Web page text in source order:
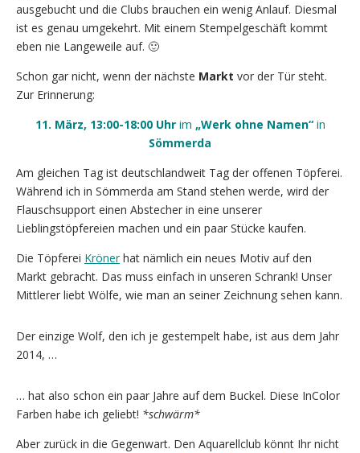
ausgebucht und die Clubs brauchen ein wenig Anlauf. Diesmal
ist es genau umgekehrt. Mit einem Stempelgeschäft kommt
eben nie Langeweile auf. 🙂
Schon gar nicht, wenn der nächste Markt vor der Tür steht.
Zur Erinnerung:
11. März, 13:00-18:00 Uhr im „Werk ohne Namen“ in
Sömmerda
Am gleichen Tag ist deutschlandweit Tag der offenen Töpferei.
Während ich in Sömmerda am Stand stehen werde, wird der
Flauschsupport einen Abstecher in eine unserer
Lieblingstöpfereien machen und ein paar Stücke kaufen.
Die Töpferei Krönerhat nämlich ein neues Motiv auf den
Markt gebracht. Das muss einfach in unseren Schrank! Unser
Mittlerer liebt Wölfe, wie man an seiner Zeichnung sehen kann.
Der einzige Wolf, den ich je gestempelt habe, ist aus dem Jahr
2014, …
… hat also schon ein paar Jahre auf dem Buckel. Diese InColor
Farben habe ich geliebt! *schwärm*
Aber zurück in die Gegenwart. Den Aquarellclub könnt Ihr nicht